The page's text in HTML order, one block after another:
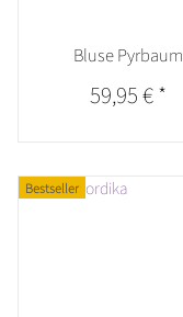
Bluse Pyrbaum
59,95 €*
Bestseller